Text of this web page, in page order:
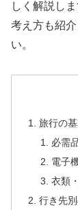
しく解説し
考え方も紹
い。
旅行の
必需
電子
衣類
行き先